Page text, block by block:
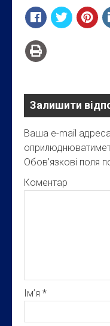
Залишити
Ваша e-mail
Обов’язкові поля
Коментар
Ім’я *